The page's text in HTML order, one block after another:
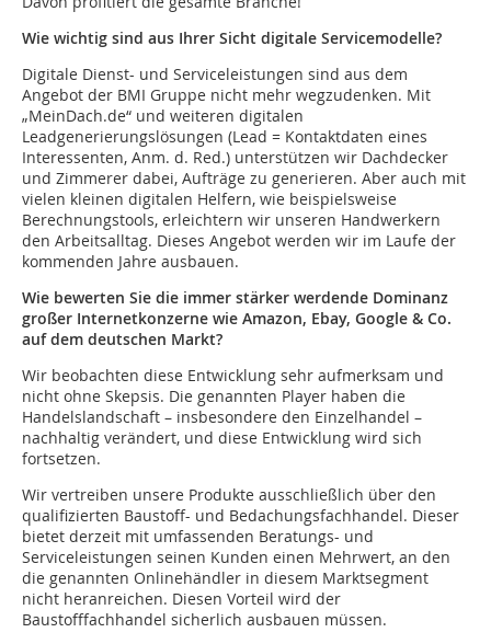
Wie wichtig sind aus Ihrer Sicht digitale Servicemodelle?
Digitale Dienst- und Serviceleistungen sind aus dem
Angebot der BMI Gruppe nicht mehr wegzudenken. Mit
„MeinDach.de“ und weiteren digitalen
Leadgenerierungslösungen (Lead = Kontaktdaten eines
Interessenten, Anm. d. Red.) unterstützen wir Dachdecker
und Zimmerer dabei, Aufträge zu generieren. Aber auch mit
vielen kleinen digitalen Helfern, wie beispielsweise
Berechnungstools, erleichtern wir unseren Handwerkern
den Arbeitsalltag. Dieses Angebot werden wir im Laufe der
kommenden Jahre ausbauen.
Wie bewerten Sie die immer stärker werdende Dominanz
großer Internetkonzerne wie Amazon, Ebay, Google & Co.
auf dem deutschen Markt?
Wir beobachten diese Entwicklung sehr aufmerksam und
nicht ohne Skepsis. Die genannten Player haben die
Handelslandschaft – insbesondere den Einzelhandel –
nachhaltig verändert, und diese Entwicklung wird sich
fortsetzen.
Wir vertreiben unsere Produkte ausschließlich über den
qualifizierten Baustoff- und Bedachungsfachhandel. Dieser
bietet derzeit mit umfassenden Beratungs- und
Serviceleistungen seinen Kunden einen Mehrwert, an den
die genannten Onlinehändler in diesem Marktsegment
nicht heranreichen. Diesen Vorteil wird der
Baustofffachhandel sicherlich ausbauen müssen.